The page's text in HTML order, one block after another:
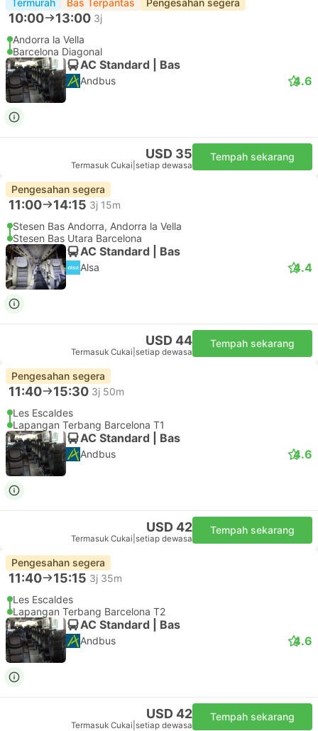
Termurah Bas Terpantas Pengesahan segera
10:00 13:00 3j
Andorra la Vella
Barcelona Diagonal
AC Standard | Bas
Andbus 4.6
USD 35
Termasuk Cukai setiap dewasa
Tempah sekarang
Pengesahan segera
11:00 14:15 3j 15m
Stesen Bas Andorra, Andorra la Vella
Stesen Bas Utara Barcelona
AC Standard | Bas
Alsa 4.4
USD 44
Termasuk Cukai setiap dewasa
Tempah sekarang
Pengesahan segera
11:40 15:30 3j 50m
Les Escaldes
Lapangan Terbang Barcelona T1
AC Standard | Bas
Andbus 4.6
USD 42
Termasuk Cukai setiap dewasa
Tempah sekarang
Pengesahan segera
11:40 15:15 3j 35m
Les Escaldes
Lapangan Terbang Barcelona T2
AC Standard | Bas
Andbus 4.6
USD 42
Termasuk Cukai setiap dewasa
Tempah sekarang